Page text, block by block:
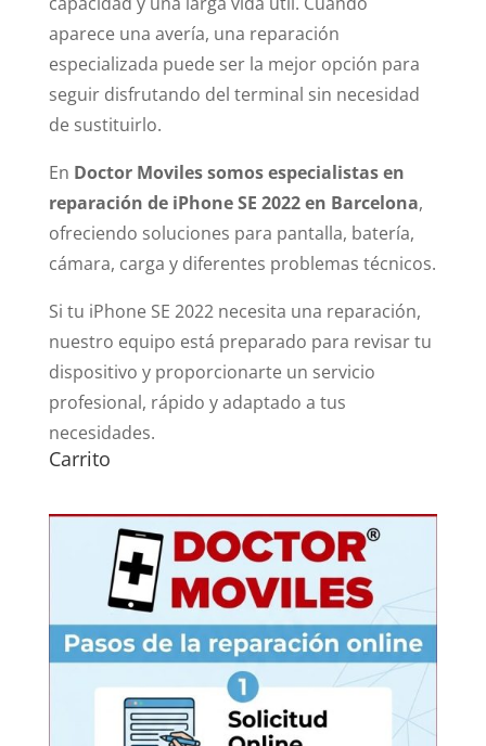
aparece una avería, una reparación
especializada puede ser la mejor opción para
seguir disfrutando del terminal sin necesidad
de sustituirlo.
En Doctor Moviles somos especialistas en
reparación de iPhone SE 2022 en Barcelona,
ofreciendo soluciones para pantalla, batería,
cámara, carga y diferentes problemas técnicos.
Si tu iPhone SE 2022 necesita una reparación,
nuestro equipo está preparado para revisar tu
dispositivo y proporcionarte un servicio
profesional, rápido y adaptado a tus
necesidades.
Carrito